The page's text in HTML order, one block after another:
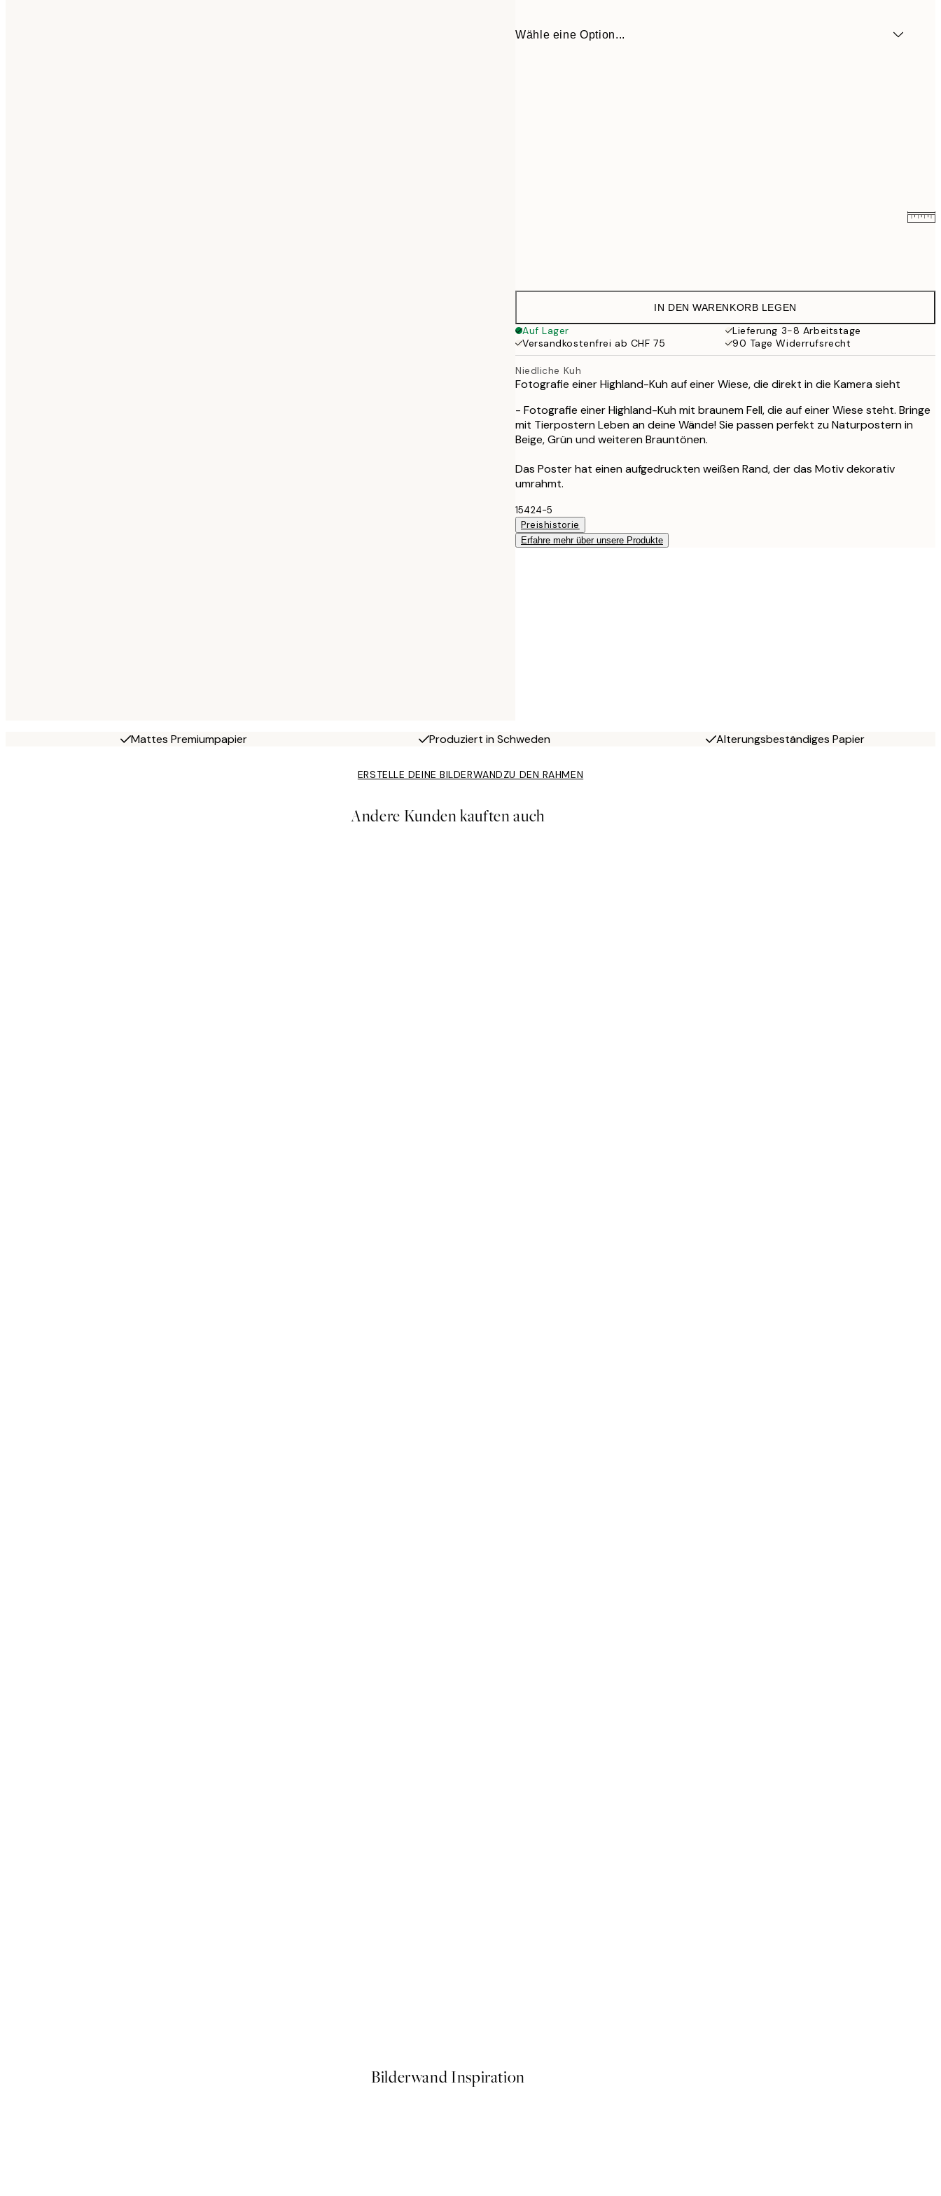
Wähle eine Option...
CHF 49
IN DEN WARENKORB LEGEN
Auf Lager
Lieferung 3-8 Arbeitstage
Versandkostenfrei ab CHF 75
90 Tage Widerrufsrecht
Niedliche Kuh
Fotografie einer Highland-Kuh auf einer Wiese, die direkt in die Kamera sieht
- Fotografie einer Highland-Kuh mit braunem Fell, die auf einer Wiese steht. Bringe
mit Tierpostern Leben an deine Wände! Sie passen perfekt zu Naturpostern in
Beige, Grün und weiteren Brauntönen.
Das Poster hat einen aufgedruckten weißen Rand, der das Motiv dekorativ
umrahmt.
15424-5
Preishistorie
Erfahre mehr über unsere Produkte
Mattes Premiumpapier Produziert in Schweden Alterungsbeständiges Papier
ERSTELLE DEINE BILDERWANDZU DEN RAHMEN
Andere Kunden kauften auch
Bilderwand Inspiration